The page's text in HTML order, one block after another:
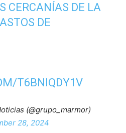
CERCANÍAS DE LA
DE
T6BNIQDY1V
(@grupo_marmor)
28, 2024